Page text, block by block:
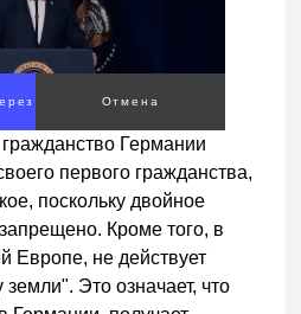
Отмена
Германии
первого гражданства,
поскольку двойное
Кроме того, в
Европе, не действует
Это означает, что